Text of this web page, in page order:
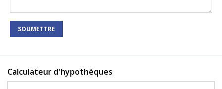
SOUMETTRE
Calculateur d'hypothèques